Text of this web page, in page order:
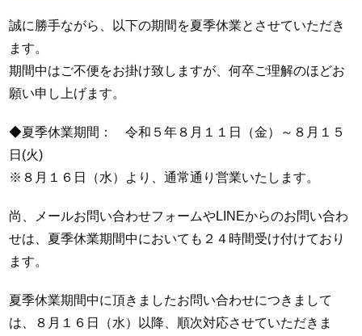
誠に勝手ながら、以下の期間を夏季休業とさせていただき
ます。
期間中はご不便をお掛け致しますが、何卒ご理解のほどお
願い申し上げます。
◆夏季休業期間： 令和５年８月１１日（金）～８月１５
日(火)
※８月１６日（水）より、通常通り営業いたします。
尚、メールお問い合わせフォームやLINEからのお問い合わ
せは、夏季休業期間中においても２４時間受け付けており
ます。
夏季休業期間中に頂きましたお問い合わせにつきまして
は、８月１６日（水）以降、順次対応させていただきま